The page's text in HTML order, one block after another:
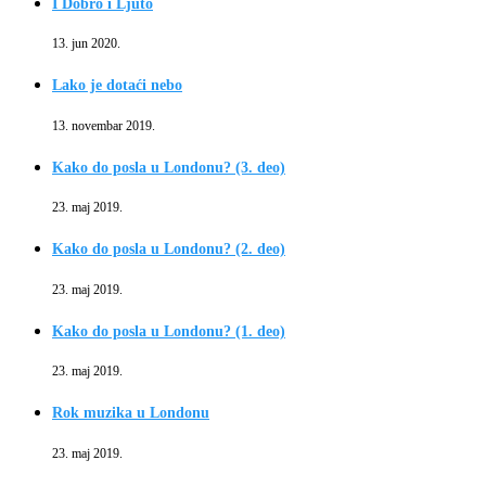
I Dobro i Ljuto
13. jun 2020.
Lako je dotaći nebo
13. novembar 2019.
Kako do posla u Londonu? (3. deo)
23. maj 2019.
Kako do posla u Londonu? (2. deo)
23. maj 2019.
Kako do posla u Londonu? (1. deo)
23. maj 2019.
Rok muzika u Londonu
23. maj 2019.